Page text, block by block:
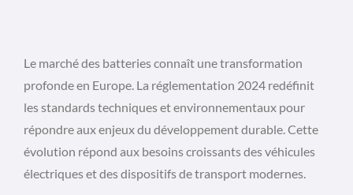
Le marché des batteries connaît une transformation
profonde en Europe. La réglementation 2024 redéfinit
les standards techniques et environnementaux pour
répondre aux enjeux du développement durable. Cette
évolution répond aux besoins croissants des véhicules
électriques et des dispositifs de transport modernes.